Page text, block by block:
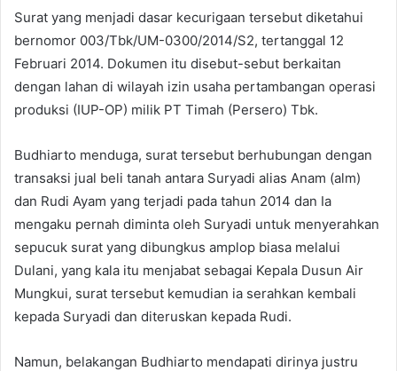
Surat yang menjadi dasar kecurigaan tersebut diketahui
bernomor 003/Tbk/UM-0300/2014/S2, tertanggal 12
Februari 2014. Dokumen itu disebut-sebut berkaitan
dengan lahan di wilayah izin usaha pertambangan operasi
produksi (IUP-OP) milik PT Timah (Persero) Tbk.
Budhiarto menduga, surat tersebut berhubungan dengan
transaksi jual beli tanah antara Suryadi alias Anam (alm)
dan Rudi Ayam yang terjadi pada tahun 2014 dan Ia
mengaku pernah diminta oleh Suryadi untuk menyerahkan
sepucuk surat yang dibungkus amplop biasa melalui
Dulani, yang kala itu menjabat sebagai Kepala Dusun Air
Mungkui, surat tersebut kemudian ia serahkan kembali
kepada Suryadi dan diteruskan kepada Rudi.
Namun, belakangan Budhiarto mendapati dirinya justru